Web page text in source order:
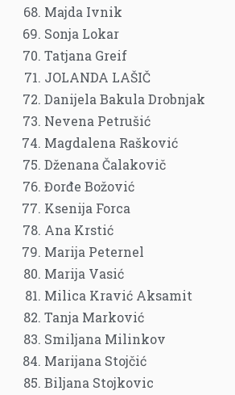
Majda Ivnik
Sonja Lokar
Tatjana Greif
JOLANDA LAŠIČ
Danijela Bakula Drobnjak
Nevena Petrušić
Magdalena Rašković
Dženana Čalakovič
Đorđe Božović
Ksenija Forca
Ana Krstić
Marija Peternel
Marija Vasić
Milica Kravić Aksamit
Tanja Marković
Smiljana Milinkov
Marijana Stojčić
Biljana Stojkovic